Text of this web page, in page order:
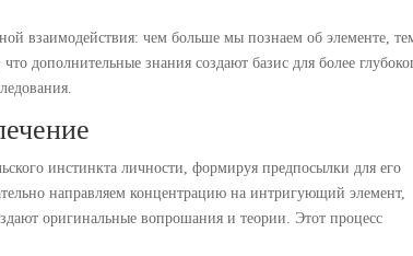
взаимодействия: чем больше мы познаем об элементе,
дополнительные знания создают базис для более
инстинкта личности, формируя предпосылки для его
направляем концентрацию на интригующий элемент,
оригинальные вопрошания и теории. Этот процесс